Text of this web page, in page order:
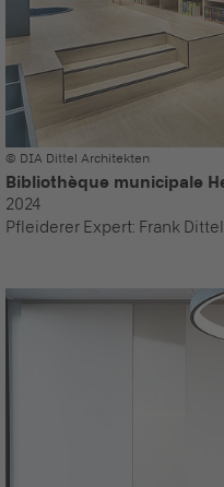
© DIA Dittel Architekten
Bibliothèque municipale
2024
Pfleiderer Expert: Frank Dittel